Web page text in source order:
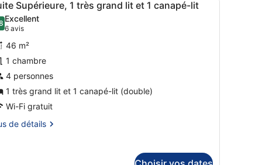
:
7 Supérieure, 1 très grand lit et 1 canapé-lit
sur 10
Excellent
6 avis
(6 avis)
46 m²
1 chambre
4 personnes
1 très grand lit et 1 canapé-lit (double)
Wi-Fi gratuit
de détails